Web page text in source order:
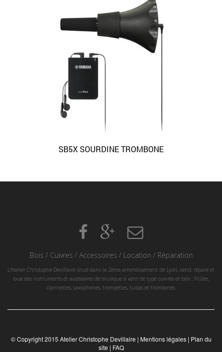
SB5X SOURDINE TROMBONE
Bois / Cuivres / Accessoires / Location / Réparation
L'Atelier Christophe Devillaire situé dans le 2ème arrondissement de Lyon, vend, répare et
loue des instruments et accessoires de musique à vent de type cuivres et bois : Flûtes,
clarinettes, saxophones, trompettes, tubas et trombones.
© Copyright 2015 Atelier Christophe Devillaire | Mentions légales| Plan du
site | FAQ